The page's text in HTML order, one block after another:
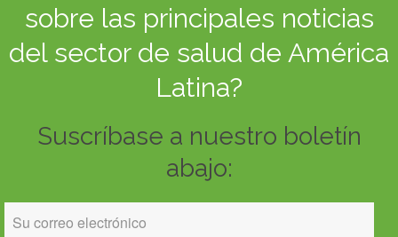
sobre las principales noticias
del sector de salud de América
Latina?
Suscríbase a nuestro boletín
abajo: